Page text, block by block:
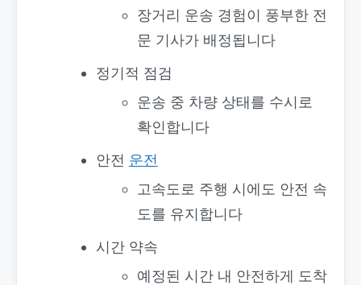
장거리 운송 경험이 풍부한 전
문 기사가 배정됩니다
정기적 점검
운송 중 차량 상태를 수시로
확인합니다
안전 운전
고속도로 주행 시에도 안전 속
도를 유지합니다
시간 약속
예정된 시간 내 안전하게 도착